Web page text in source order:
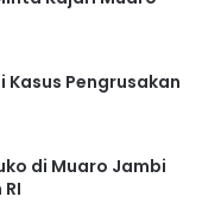
Kasus Pengrusakan
di Muaro Jambi